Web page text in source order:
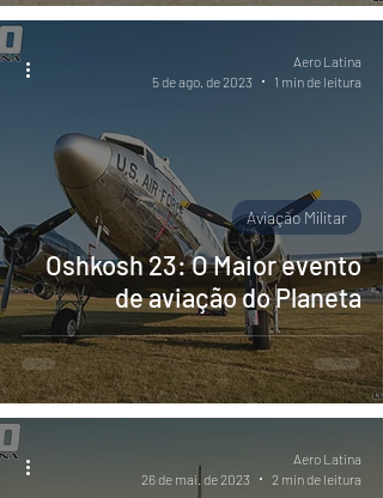
Oshkosh 23: O Maior evento
de aviação do Planeta
Aviação Militar
Aero Latina
5 de ago. de 2023
1 min de leitura
Aero Latina
26 de mai. de 2023
2 min de leitura